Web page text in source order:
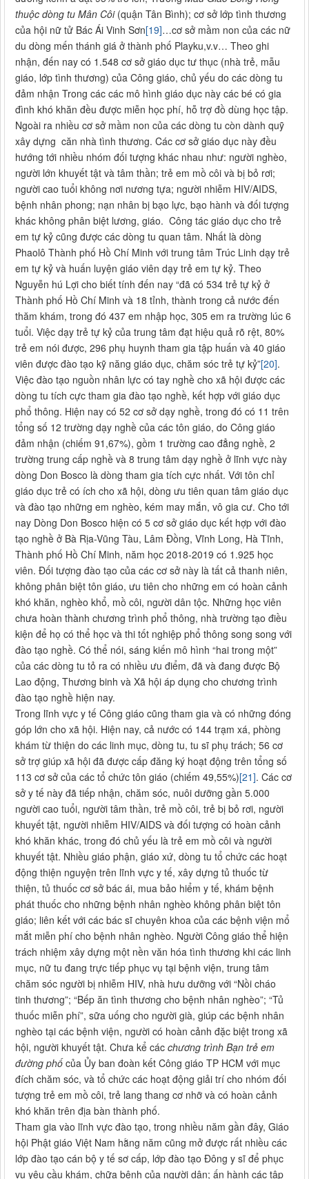
thuộc dòng tu Mân Côi (quận Tân Bình); cơ sở lớp tình thương
của hội nữ tử Bác Ái Vinh Sơn[19]…cơ sở mầm non của các nữ
du dòng mến thánh giá ở thành phố Playku,v.v… Theo ghi
nhận, đến nay có 1.548 cơ sở giáo dục tư thục (nhà trẻ, mẫu
giáo, lớp tình thương) của Công giáo, chủ yếu do các dòng tu
đảm nhận Trong các các mô hình giáo dục này các bé có gia
đình khó khăn đều được miễn học phí, hỗ trợ đồ dùng học tập.
Ngoài ra nhiều cơ sở mầm non của các dòng tu còn dành quỹ
xây dựng căn nhà tình thương. Các cơ sở giáo dục này đều
hướng tới nhiều nhóm đối tượng khác nhau như: người nghèo,
người lớn khuyết tật và tâm thần; trẻ em mồ côi và bị bỏ rơi;
người cao tuổi không nơi nương tựa; người nhiễm HIV/AIDS,
bệnh nhân phong; nạn nhân bị bạo lực, bạo hành và đối tượng
khác không phân biệt lương, giáo. Công tác giáo dục cho trẻ
em tự kỷ cũng được các dòng tu quan tâm. Nhất là dòng
Phaolô Thành phố Hồ Chí Minh với trung tâm Trúc Linh dạy trẻ
em tự kỷ và huấn luyện giáo viên dạy trẻ em tự kỷ. Theo
Nguyễn hú Lợi cho biết tính đến nay “đã có 534 trẻ tự kỷ ở
Thành phố Hồ Chí Minh và 18 tỉnh, thành trong cả nước đến
thăm khám, trong đó 437 em nhập học, 305 em ra trường lúc 6
tuổi. Việc dạy trẻ tự kỷ của trung tâm đạt hiệu quả rõ rệt, 80%
trẻ em nói được, 296 phụ huynh tham gia tập huấn và 40 giáo
viên được đào tạo kỹ năng giáo dục, chăm sóc trẻ tự kỷ”[20].
Việc đào tạo nguồn nhân lực có tay nghề cho xã hội được các
dòng tu tích cực tham gia đào tạo nghề, kết hợp với giáo dục
phổ thông. Hiện nay có 52 cơ sở dạy nghề, trong đó có 11 trên
tổng số 12 trường dạy nghề của các tôn giáo, do Công giáo
đảm nhận (chiếm 91,67%), gồm 1 trường cao đẳng nghề, 2
trường trung cấp nghề và 8 trung tâm dạy nghề ở lĩnh vực này
dòng Don Bosco là dòng tham gia tích cực nhất. Với tôn chỉ
giáo dục trẻ có ích cho xã hội, dòng ưu tiên quan tâm giáo dục
và đào tạo những em nghèo, kém may mắn, vô gia cư. Cho tới
nay Dòng Don Bosco hiện có 5 cơ sở giáo dục kết hợp với đào
tạo nghề ở Bà Rịa-Vũng Tàu, Lâm Đồng, Vĩnh Long, Hà Tĩnh,
Thành phố Hồ Chí Minh, năm học 2018-2019 có 1.925 học
viên. Đối tượng đào tạo của các cơ sở này là tất cả thanh niên,
không phân biệt tôn giáo, ưu tiên cho những em có hoàn cảnh
khó khăn, nghèo khổ, mồ côi, người dân tộc. Những học viên
chưa hoàn thành chương trình phổ thông, nhà trường tạo điều
kiện để họ có thể học và thi tốt nghiệp phổ thông song song với
đào tạo nghề. Có thể nói, sáng kiến mô hình “hai trong một”
của các dòng tu tỏ ra có nhiều ưu điểm, đã và đang được Bộ
Lao động, Thương binh và Xã hội áp dụng cho chương trình
đào tạo nghề hiện nay.
Trong lĩnh vực y tế Công giáo cũng tham gia và có những đóng
góp lớn cho xã hội. Hiện nay, cả nước có 144 trạm xá, phòng
khám từ thiện do các linh mục, dòng tu, tu sĩ phụ trách; 56 cơ
sở trợ giúp xã hội đã được cấp đăng ký hoạt động trên tổng số
113 cơ sở của các tổ chức tôn giáo (chiếm 49,55%)[21]. Các cơ
sở y tế này đã tiếp nhận, chăm sóc, nuôi dưỡng gần 5.000
người cao tuổi, người tâm thần, trẻ mồ côi, trẻ bị bỏ rơi, người
khuyết tật, người nhiễm HIV/AIDS và đối tượng có hoàn cảnh
khó khăn khác, trong đó chủ yếu là trẻ em mồ côi và người
khuyết tật. Nhiều giáo phận, giáo xứ, dòng tu tổ chức các hoạt
động thiện nguyện trên lĩnh vực y tế, xây dựng tủ thuốc từ
thiện, tủ thuốc cơ sở bác ái, mua bảo hiểm y tế, khám bệnh
phát thuốc cho những bệnh nhân nghèo không phân biệt tôn
giáo; liên kết với các bác sĩ chuyên khoa của các bệnh viện mổ
mắt miễn phí cho bệnh nhân nghèo. Người Công giáo thể hiện
trách nhiệm xây dựng một nền văn hóa tình thương khi các linh
mục, nữ tu đang trực tiếp phục vụ tại bệnh viện, trung tâm
chăm sóc người bị nhiễm HIV, nhà hưu dưỡng với “Nồi cháo
tinh thương”; “Bếp ăn tình thương cho bệnh nhân nghèo”; “Tủ
thuốc miễn phí”, sữa uống cho người già, giúp các bệnh nhân
nghèo tại các bệnh viện, người có hoàn cảnh đặc biệt trong xã
hội, người khuyết tật. Chưa kể các chương trình Bạn trẻ em
đường phốcủa Ủy ban đoàn kết Công giáo TP HCM với mục
đích chăm sóc, và tổ chức các hoạt động giải trí cho nhóm đối
tượng trẻ em mồ côi, trẻ lang thang cơ nhỡ và có hoàn cảnh
khó khăn trên địa bàn thành phố.
Tham gia vào lĩnh vực đào tạo, trong nhiều năm gần đây, Giáo
hội Phật giáo Việt Nam hằng năm cũng mở được rất nhiều các
lớp đào tạo cán bộ y tế sơ cấp, lớp đào tạo Đông y sĩ để phục
vụ yêu cầu khám, chữa bệnh của người dân; ấn hành các tập